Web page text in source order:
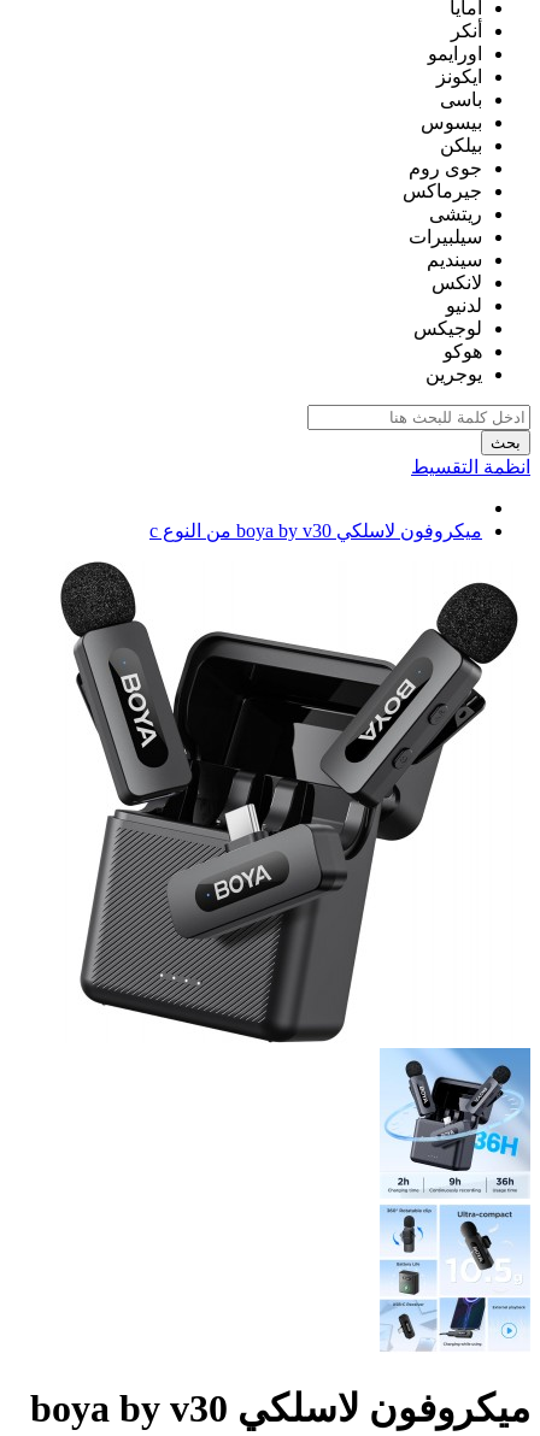
أمايا
أنكر
اورايمو
ايكونز
باسى
بيسوس
بيلكن
جوى روم
جيرماكس
ريتشى
سيلبيرات
سينديم
لانكس
لدنيو
لوجيكس
هوكو
يوجرين
بحث
انظمة التقسيط
ميكروفون لاسلكي boya by v30 من النوع c
ميكروفون لاسلكي boya by v30